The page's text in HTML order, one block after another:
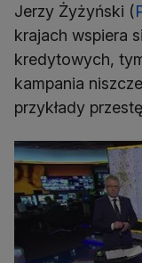
Jerzy Żyżyński (
krajach wspiera
kredytowych,
kampania
przykłady